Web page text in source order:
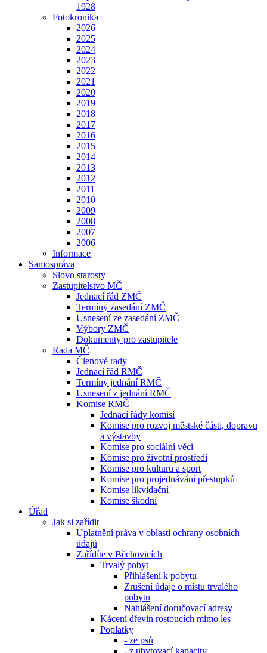
1928
Fotokronika
2026
2025
2024
2023
2022
2021
2020
2019
2018
2017
2016
2015
2014
2013
2012
2011
2010
2009
2008
2007
2006
Informace
Samospráva
Slovo starosty
Zastupitelstvo MČ
Jednací řád ZMČ
Termíny zasedání ZMČ
Usnesení ze zasedání ZMČ
Výbory ZMČ
Dokumenty pro zastupitele
Rada MČ
Členové rady
Jednací řád RMČ
Termíny jednání RMČ
Usnesení z jednání RMČ
Komise RMČ
Jednací řády komisí
Komise pro rozvoj městské části, dopravu
a výstavby
Komise pro sociální věci
Komise pro životní prostředí
Komise pro kulturu a sport
Komise pro projednávání přestupků
Komise likvidační
Komise škodní
Úřad
Jak si zařídit
Uplatnění práva v oblasti ochrany osobních
údajů
Zařídíte v Běchovicích
Trvalý pobyt
Přihlášení k pobytu
Zrušení údaje o místu trvalého
pobytu
Nahlášení doručovací adresy
Kácení dřevin rostoucích mimo les
Poplatky
- ze psů
- z ubytovací kapacity